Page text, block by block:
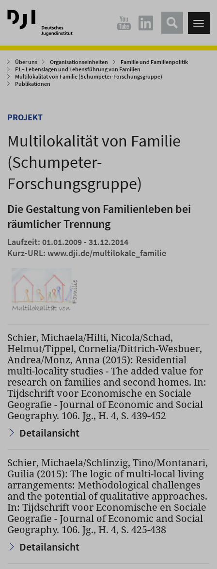
Direkt
zum
Hauptinhalt
Direkt
zum
Hauptmenü
Über uns Organisationseinheiten
Familie und Familienpolitik
F1 – Lebenslagen und Lebensführung von Familien
Multilokalität von Familie (Schumpeter-Forschungsgruppe)
Publikationen
PROJEKT
Multilokalität von Familie
(Schumpeter-
Forschungsgruppe)
Die Gestaltung von Familienleben bei
räumlicher Trennung
Laufzeit: 01.01.2009 - 31.12.2014
Kurz-URL: www.dji.de/multilokale_familie
Schier, Michaela/Hilti, Nicola/Schad,
Helmut/Tippel, Cornelia/Dittrich-Wesbuer,
Andrea/Monz, Anna (2015): Residential
multi-locality studies - The added value for
research on families and second homes. In:
Tijdschrift voor Economische en Sociale
Geografie - Journal of Economic and Social
Geography. 106. Jg., H. 4, S. 439-452
Detailansicht
Schier, Michaela/Schlinzig, Tino/Montanari,
Guilia (2015): The logic of multi-local living
arrangements: Methodological challenges
and the potential of qualitative approaches.
In: Tijdschrift voor Economische en Sociale
Geografie - Journal of Economic and Social
Geography. 106. Jg., H. 4, S. 425-438
Detailansicht